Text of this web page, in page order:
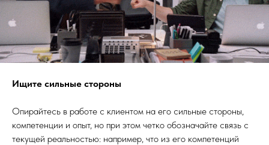
Ищите сильные стороны
Опирайтесь в работе с клиентом на его сильные стороны,
компетенции и опыт, но при этом четко обозначайте связь с
текущей реальностью: например, что из его компетенций